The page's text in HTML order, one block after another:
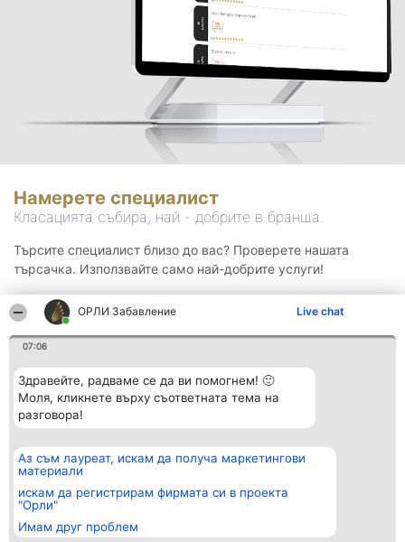
ОРЛИ Забавление Live chat
07:06
Здравейте, радваме се да ви помогнем! 🙂
Моля, кликнете върху съответната тема на
разговора!
Аз съм лауреат, искам да получа маркетингови
материали
искам да регистрирам фирмата си в проекта
"Орли"
Имам друг проблем
Намерете специалист
Класацията събира, най - добрите в бранша.
Търсите специалист близо до вас? Проверете нашата
търсачка. Използвайте само най-добрите услуги!
Организатор на
класиране
BulevardulAleea Timișul De
Sus Nr. 2, Bl. A30, Sc. A, Et.
4, Ap. 13
București 53-238
Класация
всички
Статут/Устав
Контакти